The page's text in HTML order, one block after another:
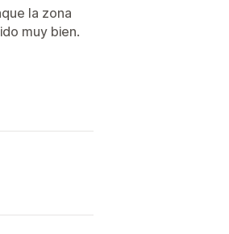
la zona
muy bien.